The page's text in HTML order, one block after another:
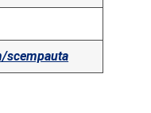
scempauta